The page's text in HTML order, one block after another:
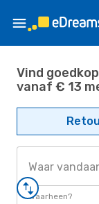
Vind
vanaf € 13
Waar
Waarheen?